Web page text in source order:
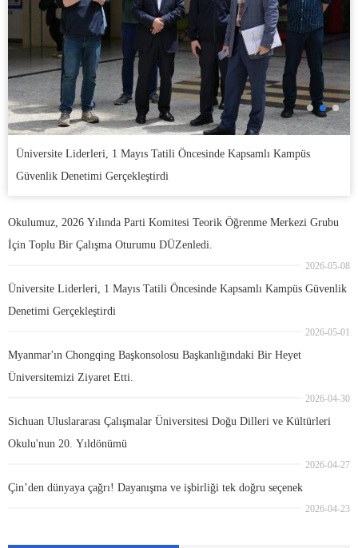
Üniversite Liderleri, 1 Mayıs Tatili Öncesinde Kapsamlı Kampüs
Güvenlik Denetimi Gerçekleştirdi
Okulumuz, 2026 Yılında Parti Komitesi Teorik Öğrenme Merkezi Grubu
İçin Toplu Bir Çalışma Oturumu DÜZenledi.
2026-05-08
Üniversite Liderleri, 1 Mayıs Tatili Öncesinde Kapsamlı Kampüs Güvenlik
Denetimi Gerçekleştirdi
2026-05-01
Myanmar'ın Chongqing Başkonsolosu Başkanlığındaki Bir Heyet
Üniversitemizi Ziyaret Etti.
2026-04-30
Sichuan Uluslararası Çalışmalar Üniversitesi Doğu Dilleri ve Kültürleri
Okulu'nun 20. Yıldönümü
2026-04-27
Çin’den dünyaya çağrı! Dayanışma ve işbirliği tek doğru seçenek
2026-04-23